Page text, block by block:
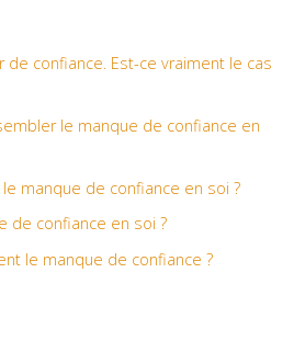
de confiance. Est-ce vraiment le cas
le manque de confiance en
manque de confiance en soi ?
de confiance en soi ?
le manque de confiance ?